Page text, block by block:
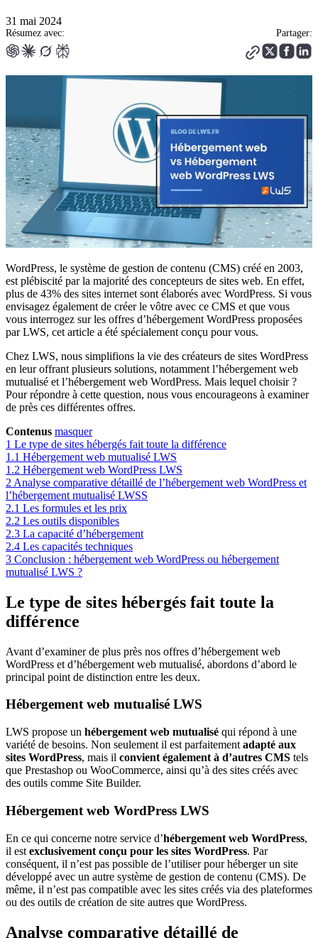
31 mai 2024
Résumez avec: Partager:
WordPress, le système de gestion de contenu (CMS) créé en 2003,
est plébiscité par la majorité des concepteurs de sites web. En effet,
plus de 43% des sites internet sont élaborés avec WordPress. Si vous
envisagez également de créer le vôtre avec ce CMS et que vous
vous interrogez sur les offres d’hébergement WordPress proposées
par LWS, cet article a été spécialement conçu pour vous.
Chez LWS, nous simplifions la vie des créateurs de sites WordPress
en leur offrant plusieurs solutions, notamment l’hébergement web
mutualisé et l’hébergement web WordPress. Mais lequel choisir ?
Pour répondre à cette question, nous vous encourageons à examiner
de près ces différentes offres.
Contenus masquer
1 Le type de sites hébergés fait toute la différence
1.1 Hébergement web mutualisé LWS
1.2 Hébergement web WordPress LWS
2 Analyse comparative détaillé de l’hébergement web WordPress et
l’hébergement mutualisé LWSS
2.1 Les formules et les prix
2.2 Les outils disponibles
2.3 La capacité d’hébergement
2.4 Les capacités techniques
3 Conclusion : hébergement web WordPress ou hébergement
mutualisé LWS ?
Le type de sites hébergés fait toute la
différence
Avant d’examiner de plus près nos offres d’hébergement web
WordPress et d’hébergement web mutualisé, abordons d’abord le
principal point de distinction entre les deux.
Hébergement web mutualisé LWS
LWS propose un hébergement web mutualisé qui répond à une
variété de besoins. Non seulement il est parfaitement adapté aux
sites WordPress, mais il convient également à d’autres CMS tels
que Prestashop ou WooCommerce, ainsi qu’à des sites créés avec
des outils comme Site Builder.
Hébergement web WordPress LWS
En ce qui concerne notre service d’hébergement web WordPress,
il est exclusivement conçu pour les sites WordPress. Par
conséquent, il n’est pas possible de l’utiliser pour héberger un site
développé avec un autre système de gestion de contenu (CMS). De
même, il n’est pas compatible avec les sites créés via des plateformes
ou des outils de création de site autres que WordPress.
Analyse comparative détaillé de